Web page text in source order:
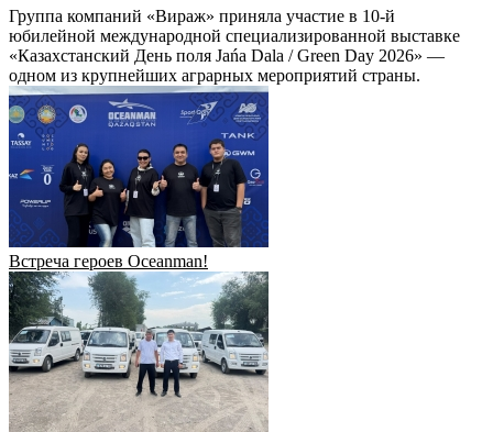
Группа компаний «Вираж» приняла участие в 10-й
юбилейной международной специализированной выставке
«Казахстанский День поля Jańa Dala / Green Day 2026» —
одном из крупнейших аграрных мероприятий страны.
Встреча героев Oceanman!